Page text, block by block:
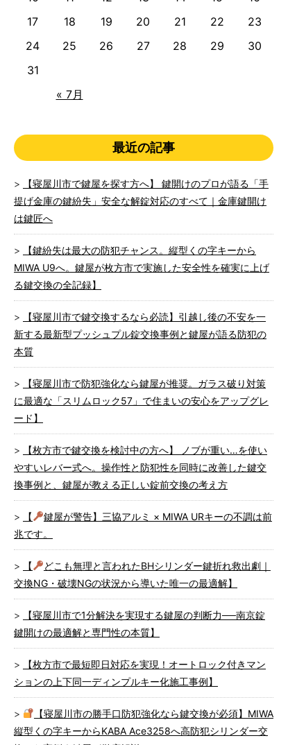
« 7月
17
18 19 20 21 22
23
24
25 26 27 28 29
30
31
最近の記事
【寝屋川市で鍵屋を探す方へ】 鍵開けのプロが語る「手
提げ金庫の鍵紛失」安全な解錠対応のすべて｜金庫鍵開け
は鍵匠へ
【鍵紛失は最大の防犯チャンス。縦型くの字キーから
MIWA U9へ。鍵屋が枚方市で実施した安全性を確実に上げ
る鍵交換の全記録】
【寝屋川市で鍵交換するなら必読】引越し後の不安を一
新する最新型プッシュプル錠交換事例と鍵屋が語る防犯の
本質
【寝屋川市で防犯強化なら鍵屋が推奨。ガラス破り対策
に最適な「スリムロック57」で住まいの安心をアップグレ
ード】
【枚方市で鍵交換を検討中の方へ】 ノブが重い…を使い
やすいレバー式へ。操作性と防犯性を同時に改善した鍵交
換事例と、鍵屋が教える正しい錠前交換の考え方
【
鍵屋が警告】三協アルミ × MIWA URキーの不調は前
兆です。
【
どこも無理と言われたBHシリンダー鍵折れ救出劇｜
交換NG・破壊NGの状況から導いた唯一の最適解】
【寝屋川市で1分解決を実現する鍵屋の判断力──南京錠
鍵開けの最適解と専門性の本質】
【枚方市で最短即日対応を実現！オートロック付きマン
ションの上下同一ディンプルキー化施工事例】
【寝屋川市の勝手口防犯強化なら鍵交換が必須】MIWA
縦型くの字キーからKABA Ace3258へ高防犯シリンダー交